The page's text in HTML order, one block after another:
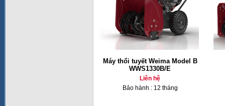
Máy thổi tuyết Weima Model B
WWS1330B/E
Liên hệ
Bảo hành : 12 tháng